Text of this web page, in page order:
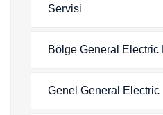
Servisi
Bölge General Electric
Genel General Electric